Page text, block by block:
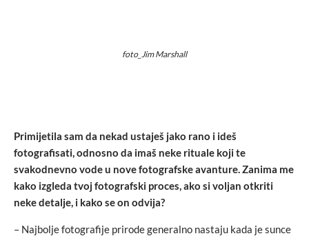
foto_Jim Marshall
Primijetila sam da nekad ustaješ jako rano i ideš
fotografisati, odnosno da imaš neke rituale koji te
svakodnevno vode u nove fotografske avanture. Zanima me
kako izgleda tvoj fotografski proces, ako si voljan otkriti
neke detalje, i kako se on odvija?
– Najbolje fotografije prirode generalno nastaju kada je sunce